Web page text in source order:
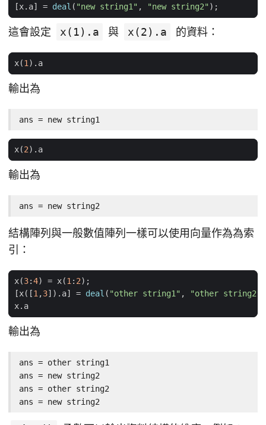
[x. a] = deal ( "new string1" , "new string2");
這會設定 x(1).a 與 x(2).a 的資料：
x(1). a
輸出為
ans = new string1
x(2). a
輸出為
ans = new string2
結構陣列與一般數值陣列一樣可以使用向量作為為索
引：
x(3:4) = x(1: 2);
[x([1,3]). a] = deal ( "other string1" , "other string2"
x. a
輸出為
ans = other string1
ans = new string2
ans = other string2
ans = new string2